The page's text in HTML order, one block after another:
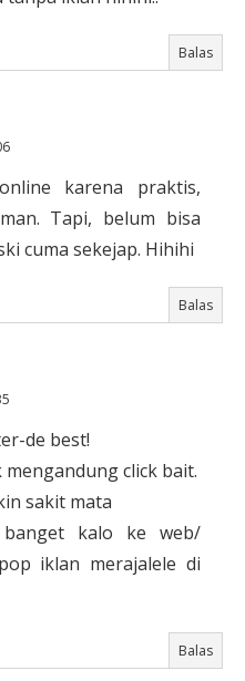
Balas
karena praktis,
Tapi, belum bisa
cuma sekejap. Hihihi
Balas
de best!
click bait.
sakit mata
kalo ke web/
iklan merajalele di
Balas